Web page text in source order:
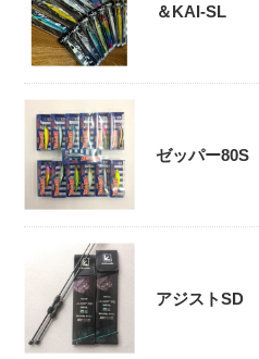
＆KAI-SL
ゼッパー80S
アジストSD